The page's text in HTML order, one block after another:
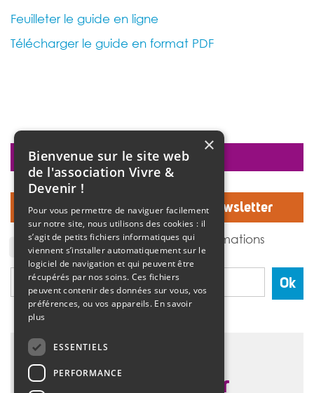
Feuilleter le guide en ligne
Télécharger le guide en format PDF
Inscrivez-vous à notre Newsletter
J'accepte de recevoir des informations
de l'association Vivre et devenir.
Ok
faire un don
×
Bienvenue sur le site web
de l'association Vivre &
Devenir !
Pour vous permettre de naviguer facilement
sur notre site, nous utilisons des cookies : il
s’agit de petits fichiers informatiques qui
viennent s’installer automatiquement sur le
logiciel de navigation et qui peuvent être
récupérés par nos soins. Ces fichiers
peuvent contenir des données sur vous, vos
préférences, ou vos appareils. En savoir
plus
ESSENTIELS
PERFORMANCE